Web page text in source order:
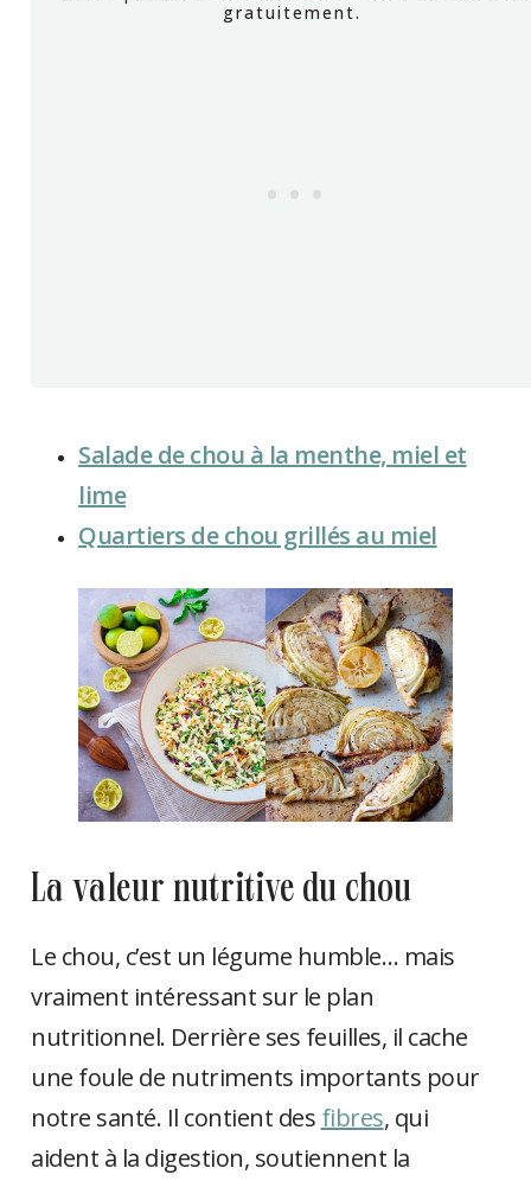
Salade de chou à la menthe, miel et
lime
Quartiers de chou grillés au miel
la valeur nutritive du chou
Le chou, c’est un légume humble… mais
vraiment intéressant sur le plan
nutritionnel. Derrière ses feuilles, il cache
une foule de nutriments importants pour
notre santé. Il contient des fibres, qui
aident à la digestion, soutiennent la